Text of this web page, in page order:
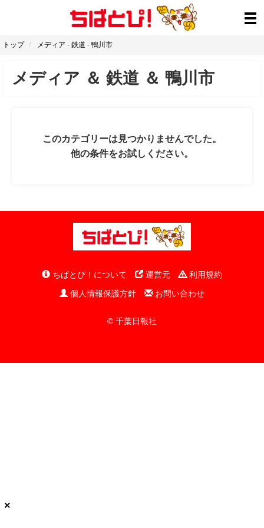
トップ メディア - 鉄道 - 鴨川市
メディア ＆ 鉄道 ＆ 鴨川市
このカテゴリーは見つかりませんでした。
他の条件をお試しください。
ちばとぴ！について 運営元
利用規約
個人情報保護方針
お問い合わせ
© 千葉日報社
×